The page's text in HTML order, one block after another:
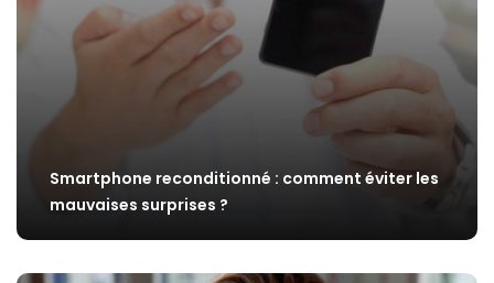
Smartphone reconditionné : comment éviter les
mauvaises surprises ?